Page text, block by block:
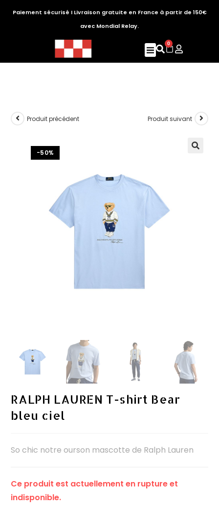
Paiement sécurisé I Livraison gratuite en France à partir de 150€
avec Mondial Relay.
0
-50%
Produit précédent Produit suivant
RALPH LAUREN T-shirt Bear
bleu ciel
So chic notre ourson mascotte de Ralph Lauren
Ce produit est actuellement en rupture et
indisponible.